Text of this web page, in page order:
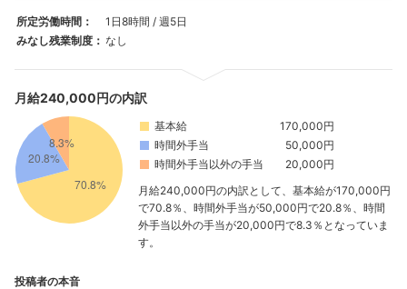
所定労働時間：
1日8時間 / 週5日
みなし残業制度： なし
月給240,000円の内訳
基本給
170,000円
時間外手当
50,000円
時間外手当以外の手当
20,000円
月給240,000円の内訳として、基本給が170,000円
で70.8％、時間外手当が50,000円で20.8％、時間
外手当以外の手当が20,000円で8.3％となっていま
す。
投稿者の本音